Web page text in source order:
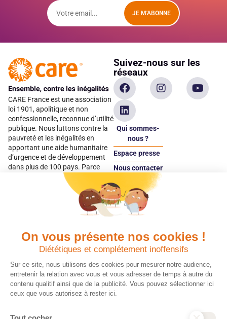
On vous présente nos cookies !
Diététiques et complétement inoffensifs
Sur ce site, nous utilisons des cookies pour mesurer notre audience,
entretenir la relation avec vous et vous adresser de temps à autre du
contenu qualitif ainsi que de la publicité. Vous pouvez sélectionner ici
ceux que vous autorisez à rester ici.
JE M'ABONNE
CARE France est une association
loi 1901, apolitique et non
confessionnelle, reconnue d’utilité
publique. Nous luttons contre la
pauvreté et les inégalités en
apportant une aide humanitaire
d’urgence et de développement
dans plus de 100 pays. Parce
qu’elles sont les premières
victimes des inégalités, CARE met
les femmes et les filles au cœur
Suivez-nous sur les
réseaux
Qui sommes-
nous ?
Espace presse
Nous contacter
Espace
donateur
Quels avantages fiscaux ?
Chaque don effectué à une
association reconnue d’utilité
publique comme CARE, est
déductible jusqu’à 75 % de l’impôt
sur le revenu. Modalités de
déduction, déclaration des dons
Donner en confiance
Vos dons sont
déductibles à 75 % de
vos impôts. Depuis
plus de 15 ans, CARE
France est une